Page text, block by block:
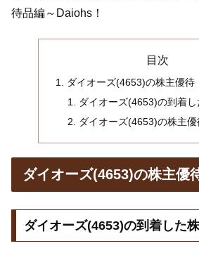
待品編～Daiohs！
目次
ダイオーズ(4653)の株主優待
ダイオーズ(4653)の到着
ダイオーズ(4653)の株主優
ダイオーズ(4653)の株主優
ダイオーズ(4653)の到着した